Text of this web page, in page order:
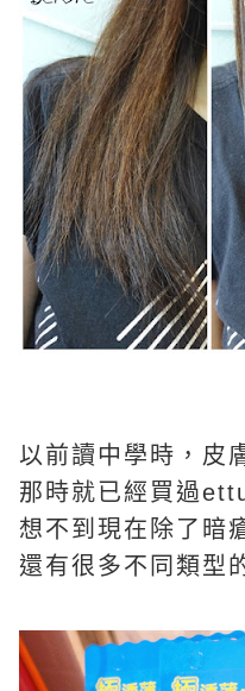
以前讀中學時，皮
那時就已經買過
想不到現在除了暗
還有很多不同類型